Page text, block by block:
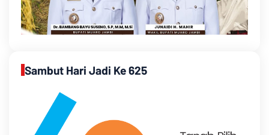
Sambut Hari Jadi Ke 625